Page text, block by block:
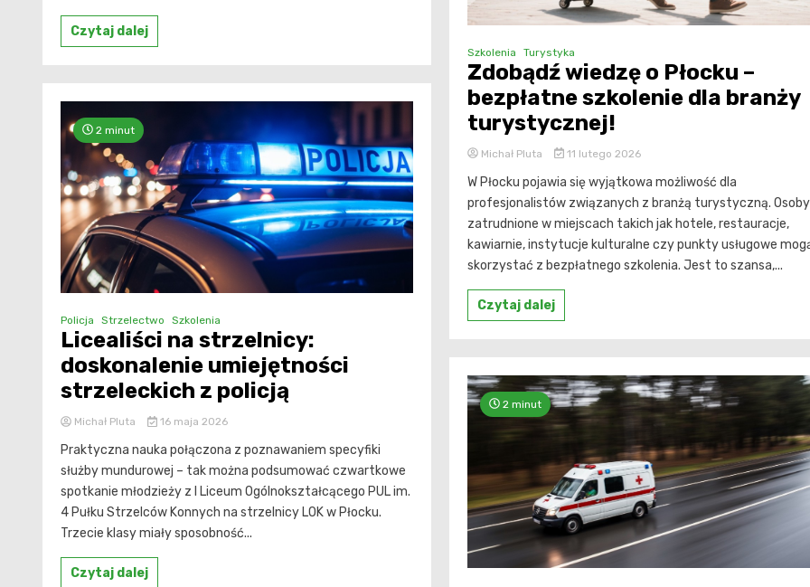
Czytaj dalej
2 minut
Policja Strzelectwo Szkolenia
Licealiści na strzelnicy:
doskonalenie umiejętności
strzeleckich z policją
Michał Pluta 16 maja 2026
Praktyczna nauka połączona z poznawaniem specyfiki
służby mundurowej – tak można podsumować czwartkowe
spotkanie młodzieży z I Liceum Ogólnokształcącego PUL im.
4 Pułku Strzelców Konnych na strzelnicy LOK w Płocku.
Trzecie klasy miały sposobność...
Czytaj dalej
Szkolenia Turystyka
Zdobądź wiedzę o Płocku –
bezpłatne szkolenie dla branży
turystycznej!
Michał Pluta 11 lutego 2026
W Płocku pojawia się wyjątkowa możliwość dla
profesjonalistów związanych z branżą turystyczną. Osoby
zatrudnione w miejscach takich jak hotele, restauracje,
kawiarnie, instytucje kulturalne czy punkty usługowe
skorzystać z bezpłatnego szkolenia. Jest to szansa,...
Czytaj dalej
2 minut